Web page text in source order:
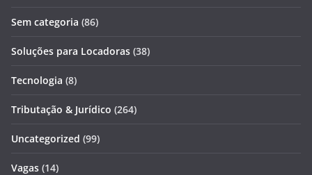
Sem categoria (86)
Soluções para Locadoras (38)
Tecnologia (8)
Tributação & Jurídico (264)
Uncategorized (99)
Vagas (14)